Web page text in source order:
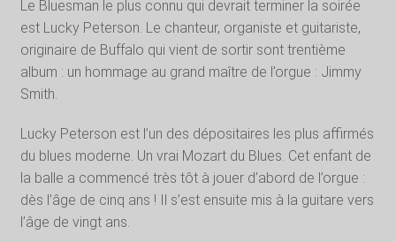
Le Bluesman le plus connu qui devrait terminer la soirée
est Lucky Peterson. Le chanteur, organiste et guitariste,
originaire de Buffalo qui vient de sortir sont trentième
album : un hommage au grand maître de l’orgue : Jimmy
Smith.
Lucky Peterson est l’un des dépositaires les plus affirmés
du blues moderne. Un vrai Mozart du Blues. Cet enfant de
la balle a commencé très tôt à jouer d’abord de l’orgue :
dès l’âge de cinq ans ! Il s’est ensuite mis à la guitare vers
l’âge de vingt ans.